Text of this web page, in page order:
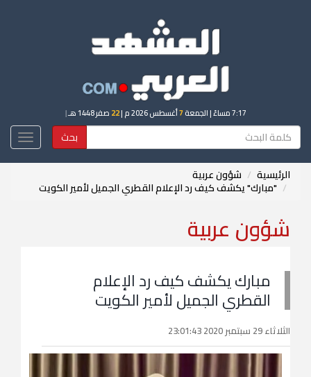
7:17 مساءً | الجمعة7أغسطس 2026 م | 22 صفر 1448 هـ |
بحث
الرئيسية شؤون عربية
"مبارك" يكشف كيف رد الإعلام القطري الجميل لأمير الكويت
شؤون عربية
مبارك يكشف كيف رد الإعلام
القطري الجميل لأمير الكويت
الثلاثاء 29 سبتمبر 2020 23:01:43